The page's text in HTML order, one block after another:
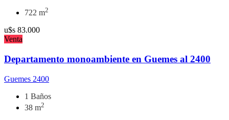
722 m2
u$s 83.000
Venta
Departamento monoambiente en Guemes al 2400
Guemes 2400
1 Baños
38 m2